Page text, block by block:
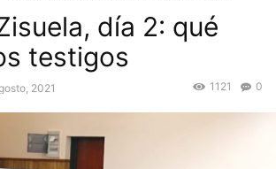
día 2: qué
testigos
2021 0
1121